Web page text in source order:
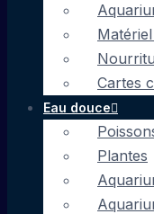
Cartes
Eau douce
Plantes